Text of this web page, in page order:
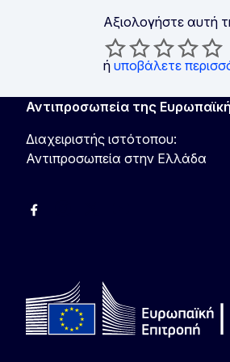
Αξιολογήστε αυτή
ή υποβάλετε
Αντιπροσωπεία της
Διαχειριστής ιστότοπου:
Αντιπροσωπεία στην Ελλάδα
Facebook